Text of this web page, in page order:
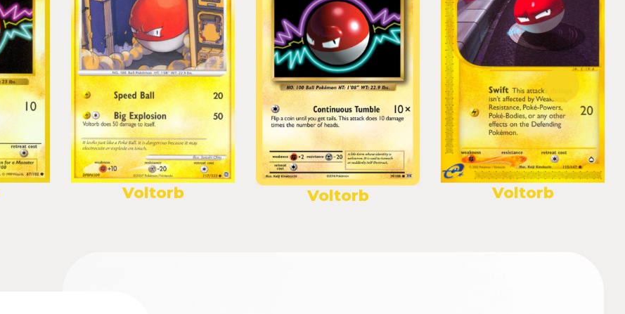
Voltorb Voltorb Voltorb